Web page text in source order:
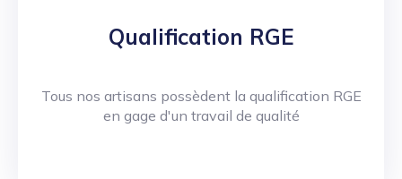
Qualification RGE
Tous nos artisans possèdent la qualification RGE
en gage d'un travail de qualité